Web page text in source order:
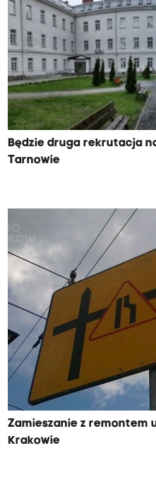
Będzie druga rekrutacja
Tarnowie
Zamieszanie z remontem
Krakowie